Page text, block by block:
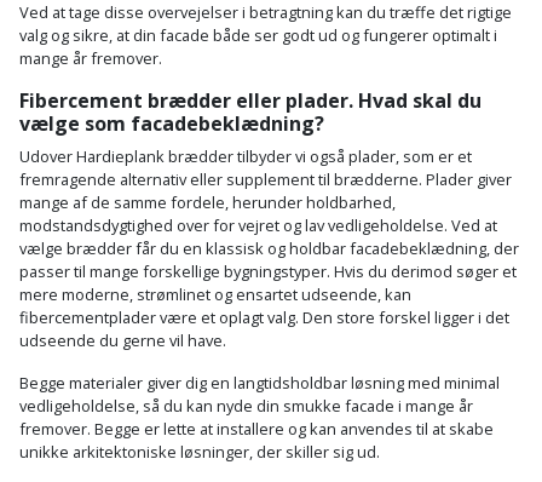
Ved at tage disse overvejelser i betragtning kan du træffe det rigtige
valg og sikre, at din facade både ser godt ud og fungerer optimalt i
mange år fremover.
Fibercement brædder eller plader. Hvad skal du
vælge som facadebeklædning?
Udover Hardieplank brædder tilbyder vi også plader, som er et
fremragende alternativ eller supplement til brædderne. Plader giver
mange af de samme fordele, herunder holdbarhed,
modstandsdygtighed over for vejret og lav vedligeholdelse. Ved at
vælge brædder får du en klassisk og holdbar facadebeklædning, der
passer til mange forskellige bygningstyper. Hvis du derimod søger et
mere moderne, strømlinet og ensartet udseende, kan
fibercementplader være et oplagt valg. Den store forskel ligger i det
udseende du gerne vil have.
Begge materialer giver dig en langtidsholdbar løsning med minimal
vedligeholdelse, så du kan nyde din smukke facade i mange år
fremover. Begge er lette at installere og kan anvendes til at skabe
unikke arkitektoniske løsninger, der skiller sig ud.